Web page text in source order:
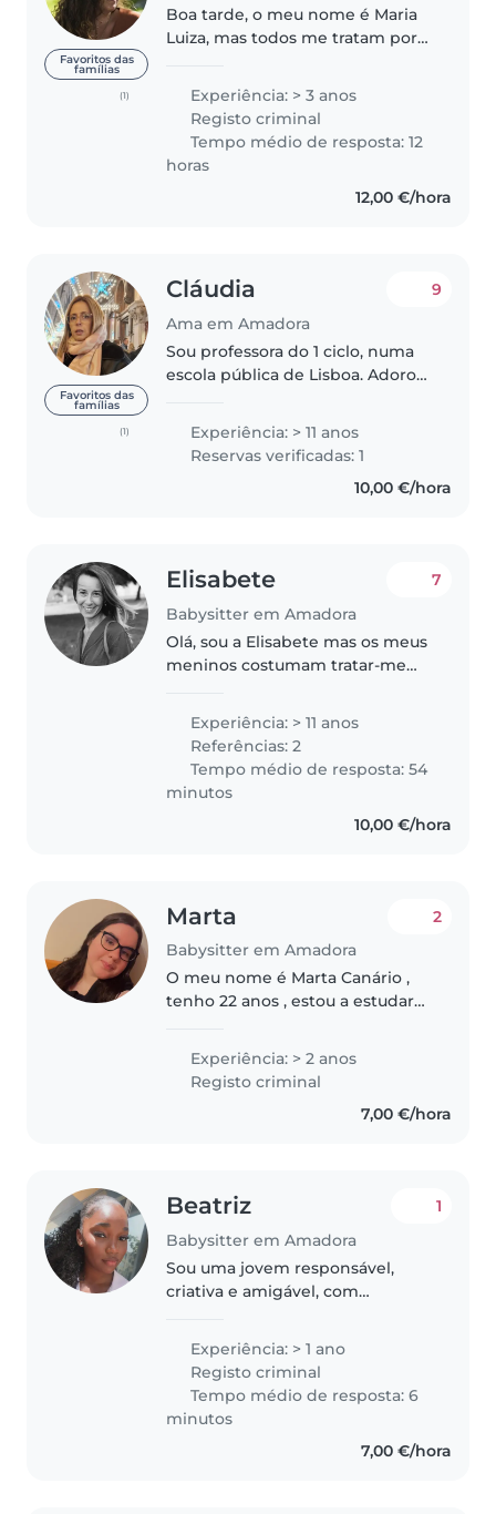
Favoritos das
famílias
(1)
Boa tarde, o meu nome é Maria
Luiza, mas todos me tratam por
crianças na minha família e
acabei por me encantar com
este trabalho e não há nada que..
Experiência: > 3 anos
Registo criminal
Tempo médio de resposta: 12
horas
12,00 €/hora
Favoritos das
famílias
(1)
Cláudia
Ama em Amadora
9
Sou professora do 1 ciclo, numa
escola pública de Lisboa. Adoro
aprender com elas. Sou
divertida, responsável e
organizada. Tenho uma pós
Experiência: > 11 anos
Reservas verificadas: 1
10,00 €/hora
Elisabete
Babysitter em Amadora
7
Olá, sou a Elisabete mas os meus
meninos costumam tratar-me
independentementesDurante a
minha vida toda sempre lidei
com crianças, trabalhei..
Experiência: > 11 anos
Referências: 2
Tempo médio de resposta: 54
minutos
10,00 €/hora
Marta
Babysitter em Amadora
2
O meu nome é Marta Canário ,
tenho 22 anos , estou a estudar
ano letivo trabalho em centros
de estudo com crianças entre os
6 e os 12 anos e também..
Experiência: > 2 anos
Registo criminal
7,00 €/hora
Beatriz
Babysitter em Amadora
1
Sou uma jovem responsável,
criativa e amigável, com
crianças em idade pré-escolar e
em idade de frequentar o jardim
de infância. Tenho um curso
profissional..
Experiência: > 1 ano
Registo criminal
Tempo médio de resposta: 6
minutos
7,00 €/hora